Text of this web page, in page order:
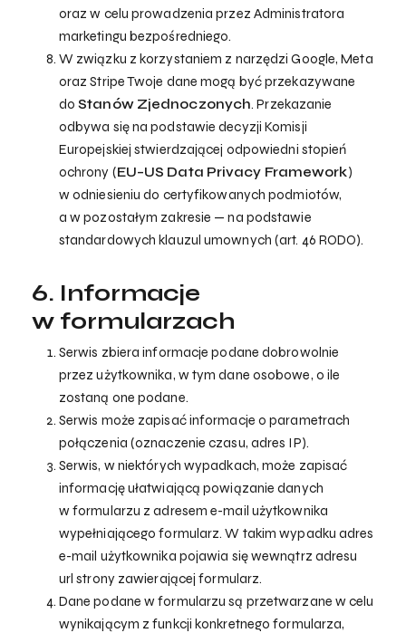
oraz w celu prowadzenia przez Administratora
marketingu bezpośredniego.
W związku z korzystaniem z narzędzi Google, Meta
oraz Stripe Twoje dane mogą być przekazywane
doStanów Zjednoczonych. Przekazanie
odbywa się na podstawie decyzji Komisji
Europejskiej stwierdzającej odpowiedni stopień
ochrony (EU–US Data Privacy Framework)
w odniesieniu do certyfikowanych podmiotów,
a w pozostałym zakresie — na podstawie
standardowych klauzul umownych (art. 46 RODO).
6. Informacje
w formularzach
Serwis zbiera informacje podane dobrowolnie
przez użytkownika, w tym dane osobowe, o ile
zostaną one podane.
Serwis może zapisać informacje o parametrach
połączenia (oznaczenie czasu, adres IP).
Serwis, w niektórych wypadkach, może zapisać
informację ułatwiającą powiązanie danych
w formularzu z adresem e-mail użytkownika
wypełniającego formularz. W takim wypadku adres
e-mail użytkownika pojawia się wewnątrz adresu
url strony zawierającej formularz.
Dane podane w formularzu są przetwarzane w celu
wynikającym z funkcji konkretnego formularza,